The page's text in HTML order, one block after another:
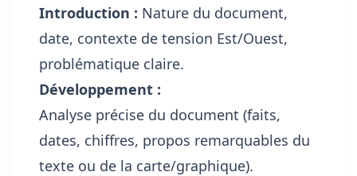
Introduction : Nature du document,
date, contexte de tension Est/Ouest,
problématique claire.
Développement :
Analyse précise du document (faits,
dates, chiffres, propos remarquables du
texte ou de la carte/graphique).